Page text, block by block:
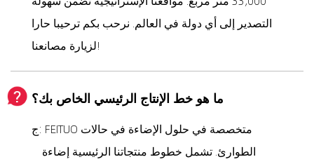
التصدير إلى أي دولة في العالم. نرحب بكم ترحيبا حارا
لزيارة مصانعنا!
ما هو خط الإنتاج الرئيسي الخاص بك؟
ج: FEITUO متخصصة في حلول الإضاءة في حالات
الطوارئ. تشمل خطوط منتجاتنا الرئيسية إضاءة